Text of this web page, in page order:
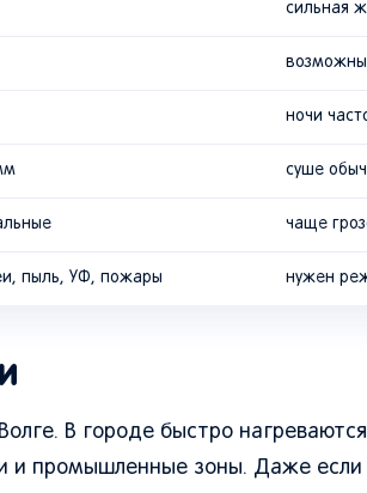
сильная
ночи
суше
чаще
пыль, УФ, пожары нужен
В городе быстро
промышленные зоны. Даже если